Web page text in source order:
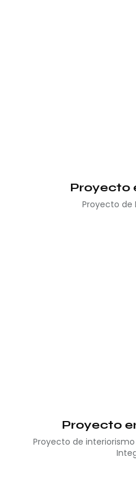
Proyecto
Proyecto de
Proyecto
Proyecto de